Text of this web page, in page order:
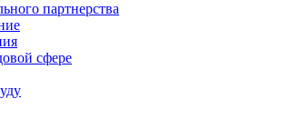
партнерства
сфере